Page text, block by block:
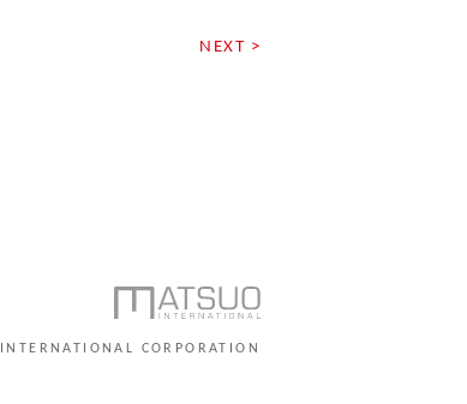
NEXT >
CORPORATION